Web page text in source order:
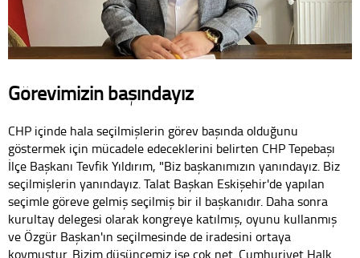
Görevimizin başındayız
CHP içinde hala seçilmişlerin görev başında olduğunu
göstermek için mücadele edeceklerini belirten CHP Tepebaşı
İlçe Başkanı Tevfik Yıldırım, "Biz başkanımızın yanındayız. Biz
seçilmişlerin yanındayız. Talat Başkan Eskişehir'de yapılan
seçimle göreve gelmiş seçilmiş bir il başkanıdır. Daha sonra
kurultay delegesi olarak kongreye katılmış, oyunu kullanmış
ve Özgür Başkan'ın seçilmesinde de iradesini ortaya
koymuştur. Bizim düşüncemiz ise çok net. Cumhuriyet Halk